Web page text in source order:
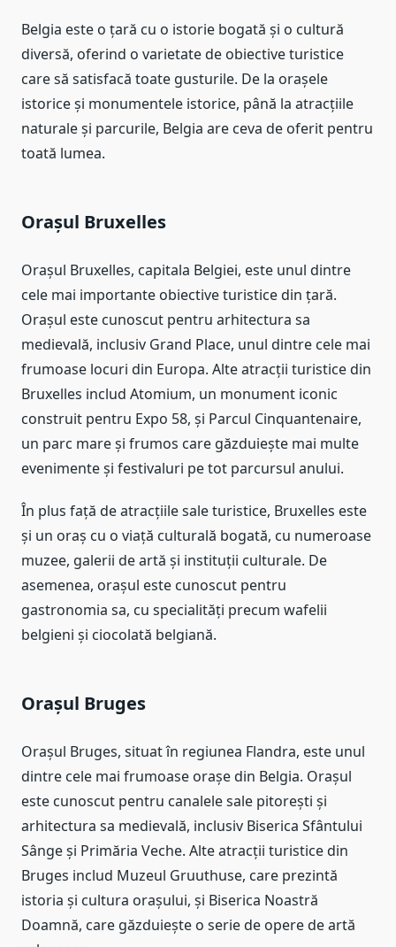
Belgia este o țară cu o istorie bogată și o cultură
diversă, oferind o varietate de obiective turistice
care să satisfacă toate gusturile. De la orașele
istorice și monumentele istorice, până la atracțiile
naturale și parcurile, Belgia are ceva de oferit pentru
toată lumea.
Orașul Bruxelles
Orașul Bruxelles, capitala Belgiei, este unul dintre
cele mai importante obiective turistice din țară.
Orașul este cunoscut pentru arhitectura sa
medievală, inclusiv Grand Place, unul dintre cele mai
frumoase locuri din Europa. Alte atracții turistice din
Bruxelles includ Atomium, un monument iconic
construit pentru Expo 58, și Parcul Cinquantenaire,
un parc mare și frumos care găzduiește mai multe
evenimente și festivaluri pe tot parcursul anului.
În plus față de atracțiile sale turistice, Bruxelles este
și un oraș cu o viață culturală bogată, cu numeroase
muzee, galerii de artă și instituții culturale. De
asemenea, orașul este cunoscut pentru
gastronomia sa, cu specialități precum wafelii
belgieni și ciocolată belgiană.
Orașul Bruges
Orașul Bruges, situat în regiunea Flandra, este unul
dintre cele mai frumoase orașe din Belgia. Orașul
este cunoscut pentru canalele sale pitorești și
arhitectura sa medievală, inclusiv Biserica Sfântului
Sânge și Primăria Veche. Alte atracții turistice din
Bruges includ Muzeul Gruuthuse, care prezintă
istoria și cultura orașului, și Biserica Noastră
Doamnă, care găzduiește o serie de opere de artă